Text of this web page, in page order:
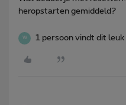
heropstarten gemiddeld?
W 1 persoon vindt dit leuk